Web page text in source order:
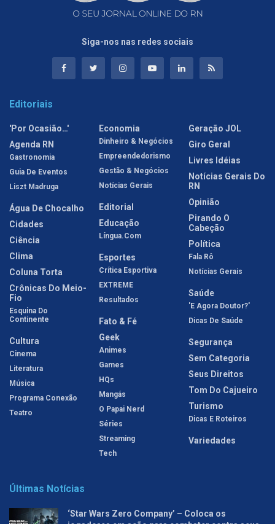
Siga-nos nas redes sociais
Editoriais
'Por Ocasião…'
Agenda RN
Gastronomia
Guia De Eventos
Liszt Madruga
Água De Chocalho
Cidades
Ciência
Clima
Coluna Torta
Crônicas Do Meio-
Fio
Esquina Do
Continente
Cultura
Cinema
Literatura
Música
Programa Conexão
Teatro
Economia
Dinheiro & Negócios
Empreendedorismo
Gestão & Negócios
Notícias Gerais
Editorial
Educação
Língua.com
Esportes
Crítica Esportiva
EXTREME
Resultados
Fato & Fé
Geek
Animes
Games
HQs
Mangás
O Papai Nerd
Séries
Streaming
Tech
Geração JOL
Giro Geral
Livres Idéias
Notícias Gerais Do
RN
Opinião
Pirando O
Cabeção
Política
Fala Rô
Notícias Gerais
Saúde
'E Agora Doutor?'
Dicas De Saúde
Segurança
Sem Categoria
Seus Direitos
Tom Do Cajueiro
Turismo
Dicas E Roteiros
Variedades
Últimas Notícias
‘Star Wars Zero Company’ – Coloca os